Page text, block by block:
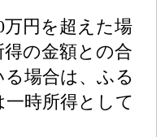
円を超えた場
の金額との合
場合は、ふる
時所得として